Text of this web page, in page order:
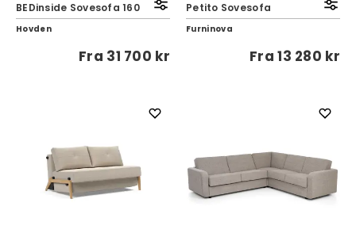
BEDinside Sovesofa 160
Hovden
Fra 31 700 kr
Petito Sovesofa
Furninova
Fra13 280 kr